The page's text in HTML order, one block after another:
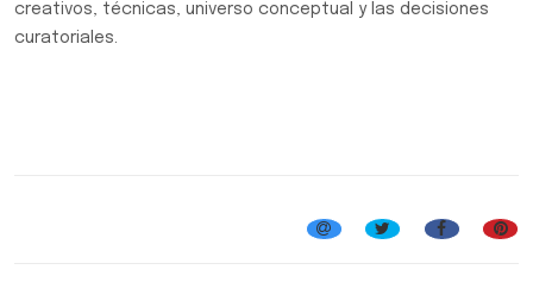
creativos, técnicas, universo conceptual y las decisiones
curatoriales.